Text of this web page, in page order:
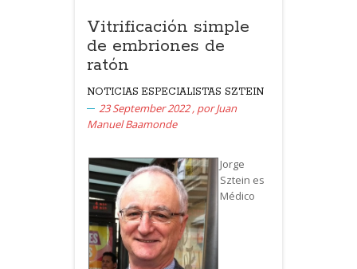
Vitrificación simple
de embriones de
ratón
NOTICIAS ESPECIALISTAS SZTEIN
23 September 2022 , porJuan
Manuel Baamonde
Jorge
Sztein es
Médico